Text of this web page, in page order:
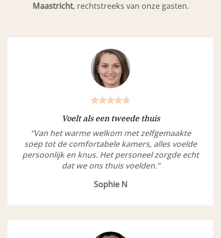
Maastricht, rechtstreeks van onze gasten.
Voelt als een tweede thuis
“Van het warme welkom met zelfgemaakte
soep tot de comfortabele kamers, alles voelde
persoonlijk en knus. Het personeel zorgde echt
dat we ons thuis voelden.”
Sophie N